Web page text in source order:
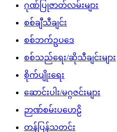
ဂုဏ်ပြုဇာတ်လမ်းများ
စစ်ချီသီချင်း
စစ်ဘက်ဥပဒေ
စစ်သည်ရေး/ဆိုသီချင်းများ
စိုက်ပျိုးရေး
ဆောင်းပါး/မဂ္ဂဇင်းများ
ဉာဏ်စမ်းပဟေဠိ
တန်ပြန်သတင်း